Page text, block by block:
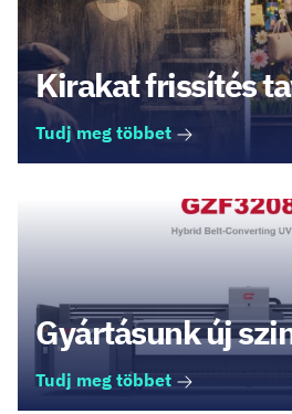
Kirakat frissítés
Tudj meg többet
Gyártásunk új
Tudj meg többet